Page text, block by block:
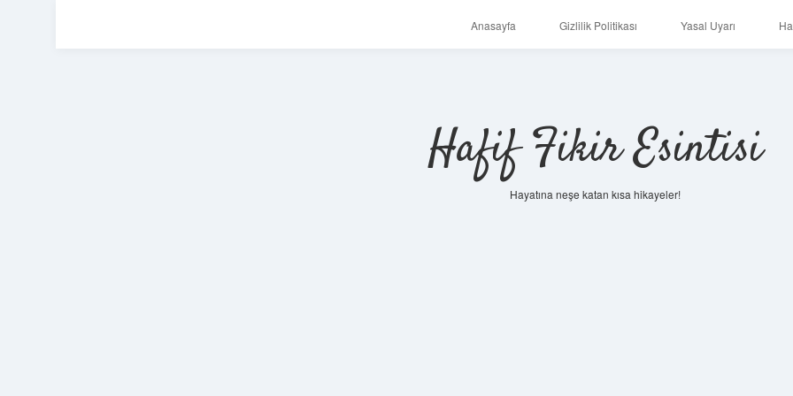
Anasayfa Gizlilik Politikası Yasal Uyarı
Hafif Fikir Esintisi
Hayatına neşe katan kısa hikayeler!